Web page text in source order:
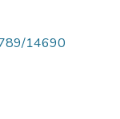
14690